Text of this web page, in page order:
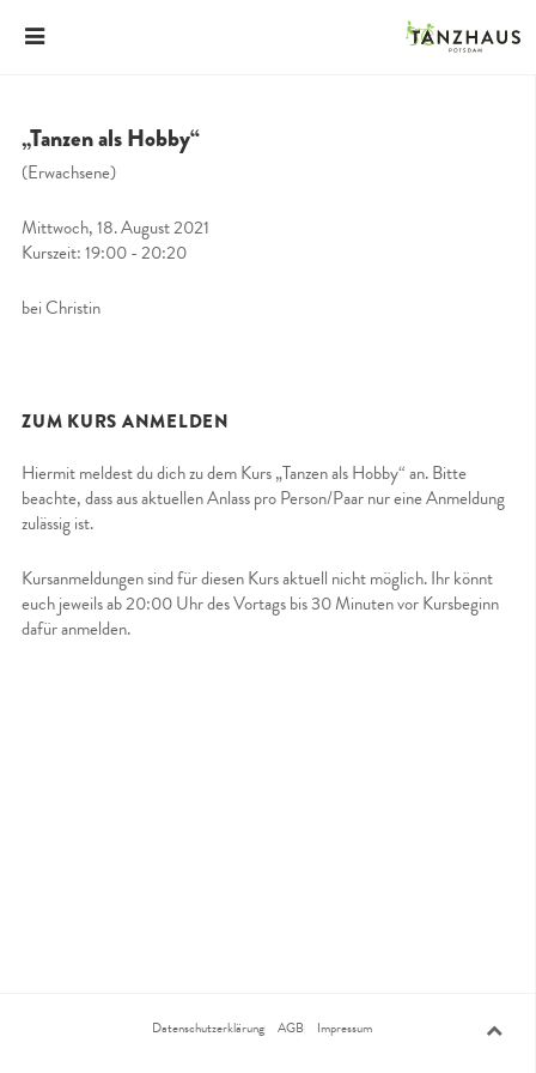
„Tanzen als Hobby“
(Erwachsene)
Mittwoch, 18. August 2021
Kurszeit: 19:00 - 20:20
bei Christin
ZUM KURS ANMELDEN
Hiermit meldest du dich zu dem Kurs „Tanzen als Hobby“ an. Bitte
beachte, dass aus aktuellen Anlass pro Person/Paar nur eine Anmeldung
zulässig ist.
Kursanmeldungen sind für diesen Kurs aktuell nicht möglich. Ihr könnt
euch jeweils ab 20:00 Uhr des Vortags bis 30 Minuten vor Kursbeginn
dafür anmelden.
Datenschutzerklärung AGB Impressum